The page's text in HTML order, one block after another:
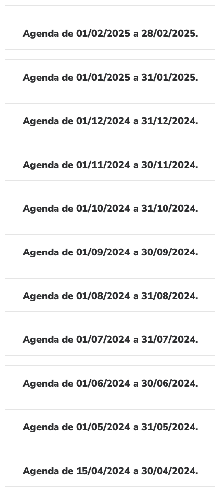
Agenda de 01/02/2025 a 28/02/2025.
Agenda de 01/01/2025 a 31/01/2025.
Agenda de 01/12/2024 a 31/12/2024.
Agenda de 01/11/2024 a 30/11/2024.
Agenda de 01/10/2024 a 31/10/2024.
Agenda de 01/09/2024 a 30/09/2024.
Agenda de 01/08/2024 a 31/08/2024.
Agenda de 01/07/2024 a 31/07/2024.
Agenda de 01/06/2024 a 30/06/2024.
Agenda de 01/05/2024 a 31/05/2024.
Agenda de 15/04/2024 a 30/04/2024.